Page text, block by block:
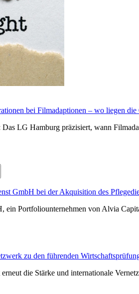
bei Filmadaptionen – wo liegen die
LG Hamburg präzisiert, wann
GmbH bei der Akquisition des
Portfoliounternehmen von Alvia
zu den führenden
die Stärke und internationale